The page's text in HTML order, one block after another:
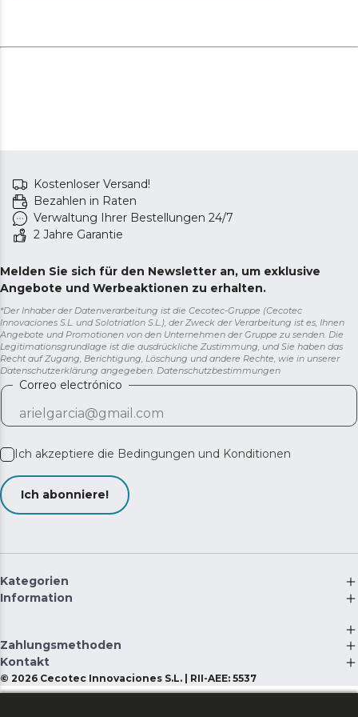
Kostenloser Versand!
Bezahlen in Raten
Verwaltung Ihrer Bestellungen 24/7
2 Jahre Garantie
Melden Sie sich für den Newsletter an, um exklusive
Angebote und Werbeaktionen zu erhalten.
*Der Inhaber der Datenverarbeitung ist die Cecotec-Gruppe (Cecotec
Innovaciones S.L. und Solotriatlon S.L.), der Zweck der Verarbeitung ist es, Ihnen
Angebote und Promotionen von den Unternehmen der Gruppe zu senden. Die
Legitimationsgrundlage ist die ausdrückliche Zustimmung, und Sie haben das
Recht auf Zugang, Berichtigung, Löschung und andere Rechte, wie in unserer
Datenschutzerklärung angegeben. Datenschutzbestimmungen
Correo electrónico
Ich akzeptiere die Bedingungen und Konditionen
Ich abonniere!
Kategorien
Information
Zahlungsmethoden
Kontakt
© 2026 Cecotec Innovaciones S.L. | RII-AEE: 5537